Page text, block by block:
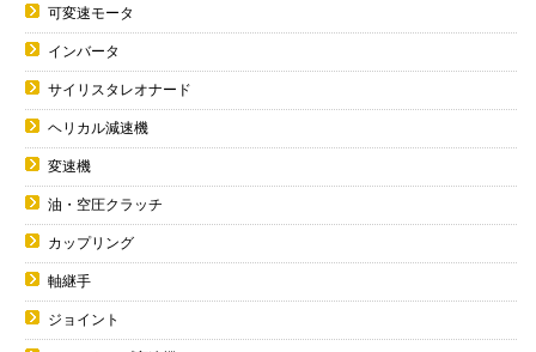
可変速モータ
インバータ
サイリスタレオナード
ヘリカル減速機
変速機
油・空圧クラッチ
カップリング
軸継手
ジョイント